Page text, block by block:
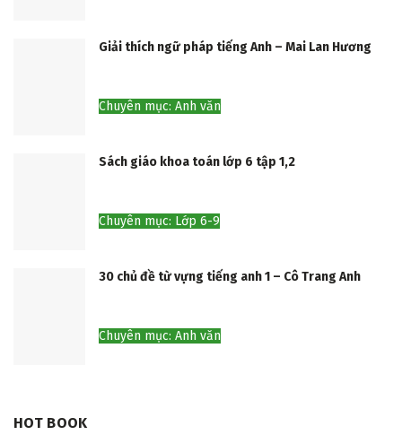
Giải thích ngữ pháp tiếng Anh – Mai Lan Hương
Chuyên mục: Anh văn
Sách giáo khoa toán lớp 6 tập 1,2
Chuyên mục: Lớp 6-9
30 chủ đề từ vựng tiếng anh 1 – Cô Trang Anh
Chuyên mục: Anh văn
HOT BOOK